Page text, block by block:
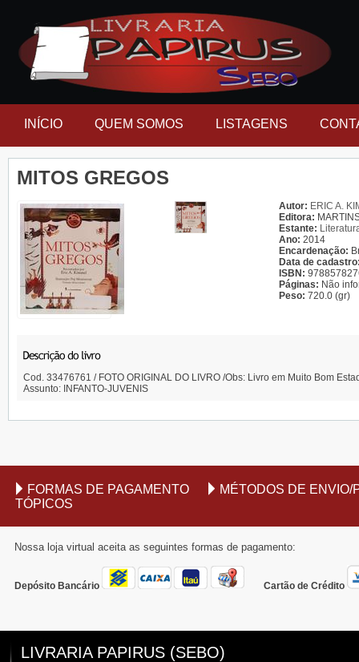
INÍCIO QUEM SOMOS LISTAGENS
MITOS GREGOS
Autor: ERIC A.
Editora:
Estante:
Ano: 2014
Encardenação:
Data de
ISBN:
Páginas: Não
Peso: 720.0 (gr)
Cod. 33476761 / FOTO ORIGINAL DO LIVRO /Obs: Livro em Muito Bom
Assunto: INFANTO-JUVENIS
FORMAS DE PAGAMENTO
MÉTODOS DE
TÓPICOS
Nossa loja virtual aceita as seguintes formas de pagamento:
Depósito Bancário Cartão de Crédito
LIVRARIA PAPIRUS (SEBO)